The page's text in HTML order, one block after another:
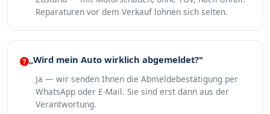
Reparaturen vor dem Verkauf lohnen sich selten.
„Wird mein Auto wirklich abgemeldet?"
Ja — wir senden Ihnen die Abmeldebestätigung per
WhatsApp oder E-Mail. Sie sind erst dann aus der
Verantwortung.